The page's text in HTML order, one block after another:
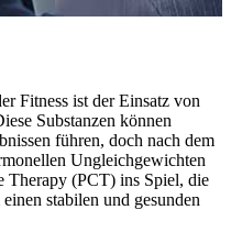
Fitness ist der Einsatz von
Substanzen können
führen, doch nach dem
Ungleichgewichten
Therapy (PCT) ins Spiel, die
stabilen und gesunden